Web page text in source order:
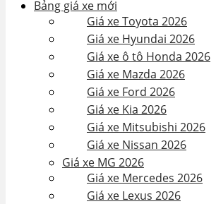
Bảng giá xe mới
Giá xe Toyota 2026
Giá xe Hyundai 2026
Giá xe ô tô Honda 2026
Giá xe Mazda 2026
Giá xe Ford 2026
Giá xe Kia 2026
Giá xe Mitsubishi 2026
Giá xe Nissan 2026
Giá xe MG 2026
Giá xe Mercedes 2026
Giá xe Lexus 2026